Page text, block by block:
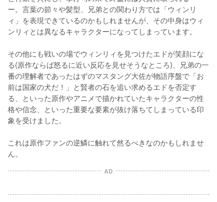
ー。言葉の節々や髪型、兄弟との関わり方では「ウィンリ
ィ」を表現できているのかもしれませんが、その中身はウィ
ンリィとは異なるキャラクターになってしまっています。
その他にも戦いの場でウィンリィを見つけたエドが笑顔にな
る(原作ならば怒るに近い反応を見せそうなところ)、兄弟の一
番の理解者であったはずのマスタング大佐が物語序盤で「お
前は国家の犬だ！」と賢者の石を追い求めるエドを否定す
る、といった原作やアニメで描かれていたキャラクターの性
格や信念、といった重要な要素が抜け落ちてしまっている印
象を受けました。
これは原作ファンの逆鱗に触れて然るべきなのかもしれませ
ん。
AD